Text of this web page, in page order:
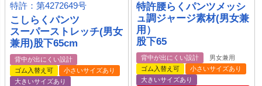
特許：第4272649号
こしらくパンツ
スーパーストレッチ(男女
兼用)股下65cm
背中が出にくい設計
ゴム入替え可
小さいサイズあり
大きいサイズあり
特許腰らくパンツメッシ
ュ調ジャージ素材(男女兼
用）
股下65
背中が出にくい設計
男女兼用
ゴム入替え可
小さいサイズあり
大きいサイズあり